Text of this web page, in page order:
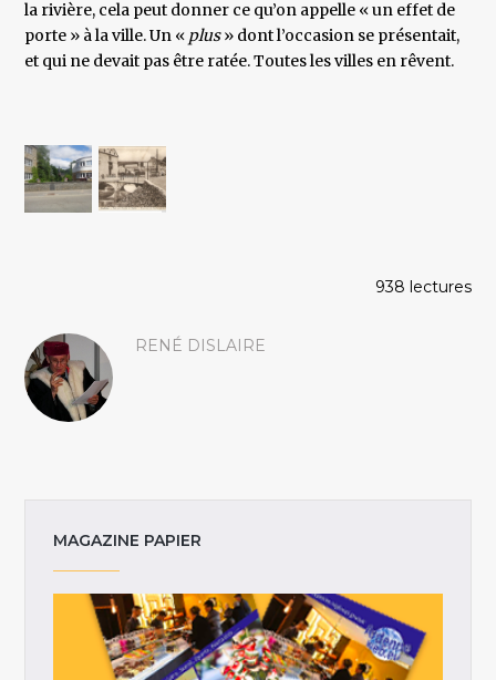
la rivière, cela peut donner ce qu’on appelle « un effet de
porte » à la ville. Un « plus» dont l’occasion se présentait,
et qui ne devait pas être ratée. Toutes les villes en rêvent.
938 lectures
RENÉ DISLAIRE
MAGAZINE PAPIER